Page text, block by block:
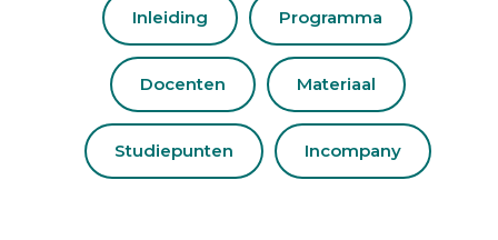
Inleiding Programma
Docenten Materiaal
Studiepunten Incompany